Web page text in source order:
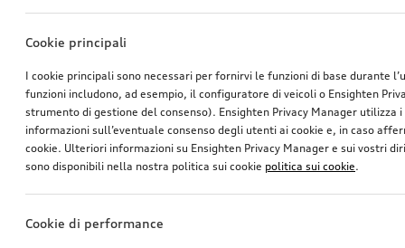
Cookie principali
I cookie principali sono necessari per fornirvi le funzioni di base durante
funzioni includono, ad esempio, il configuratore di veicoli o Ensighten
strumento di gestione del consenso). Ensighten Privacy Manager utilizza
informazioni sull’eventuale consenso degli utenti ai cookie e, in caso
cookie. Ulteriori informazioni su Ensighten Privacy Manager e sui vostri
sono disponibili nella nostra politica sui cookie politica sui cookie.
Cookie di performance